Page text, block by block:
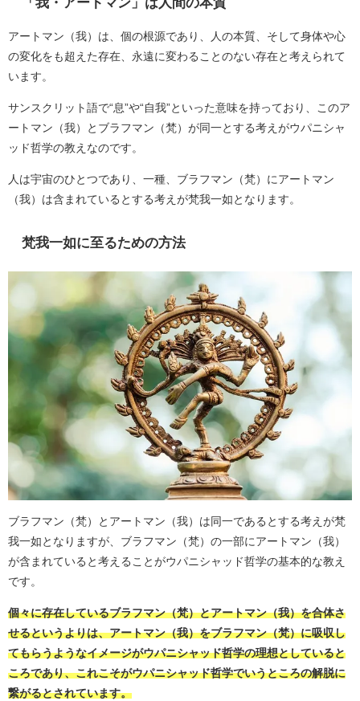
アートマン（我）は、個の根源であり、人の本質、そして身体や心
の変化をも超えた存在、永遠に変わることのない存在と考えられて
います。
サンスクリット語で“息”や“自我”といった意味を持っており、このア
ートマン（我）とブラフマン（梵）が同一とする考えがウパニシャ
ッド哲学の教えなのです。
人は宇宙のひとつであり、一種、ブラフマン（梵）にアートマン
（我）は含まれているとする考えが梵我一如となります。
梵我一如に至るための方法
ブラフマン（梵）とアートマン（我）は同一であるとする考えが梵
我一如となりますが、ブラフマン（梵）の一部にアートマン（我）
が含まれていると考えることがウパニシャッド哲学の基本的な教え
です。
個々に存在しているブラフマン（梵）とアートマン（我）を合体さ
せるというよりは、アートマン（我）をブラフマン（梵）に吸収し
てもらうようなイメージがウパニシャッド哲学の理想としていると
ころであり、これこそがウパニシャッド哲学でいうところの解脱に
繋がるとされています。